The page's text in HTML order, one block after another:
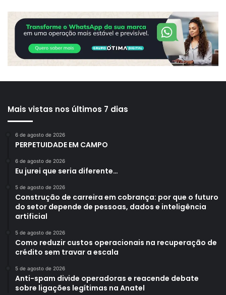
Mais vistas nos últimos 7 dias
6 de agosto de 2026
PERPETUIDADE EM CAMPO
6 de agosto de 2026
Eu jurei que seria diferente…
5 de agosto de 2026
Construção de carreira em cobrança: por que o futuro
do setor depende de pessoas, dados e inteligência
artificial
5 de agosto de 2026
Como reduzir custos operacionais na recuperação de
crédito sem travar a escala
5 de agosto de 2026
Anti-spam divide operadoras e reacende debate
sobre ligações legítimas na Anatel